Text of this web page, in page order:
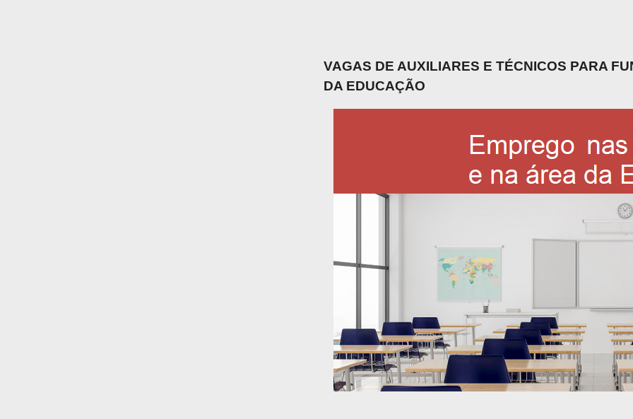
VAGAS DE AUXILIARES E TÉCNICOS PARA
DA EDUCAÇÃO